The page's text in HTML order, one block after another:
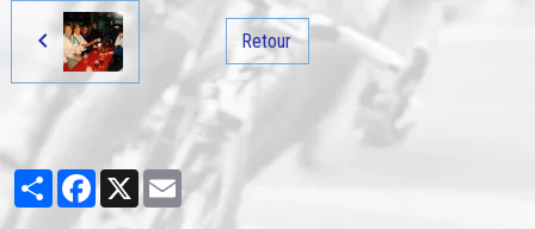
Retour
PartagerFacebook
X Email